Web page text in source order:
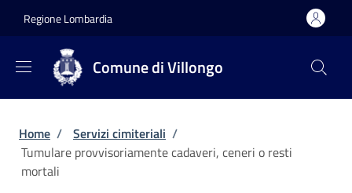
Regione Lombardia
Comune di Villongo
Briciole di pane
Home / Servizi cimiteriali /
Tumulare provvisoriamente cadaveri, ceneri o resti
mortali